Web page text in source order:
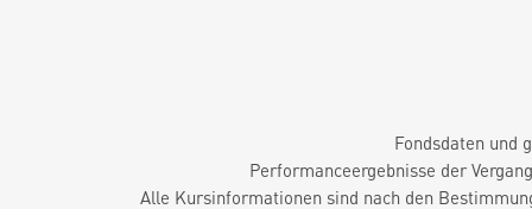
Fondsdaten und
Performanceergebnisse der
Alle Kursinformationen sind nach den